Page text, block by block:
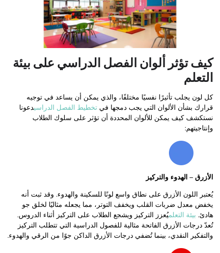
كيف تؤثر ألوان الفصل الدراسي على بيئة
التعلم
كل لون يجلب تأثيرًا نفسيًا مختلفًا، والذي يمكن أن يساعد في توجيه
قرارك بشأن الألوان التي يجب دمجها في تخطيط الفصل الدراسيدعونا
نستكشف كيف يمكن للألوان المحددة أن تؤثر على سلوك الطلاب
وإنتاجيتهم:
الأزرق – الهدوء والتركيز
يُعتبر اللون الأزرق على نطاق واسع لونًا للسكينة والهدوء. وقد ثبت أنه
يخفض معدل ضربات القلب ويخفف التوتر، مما يجعله مثاليًا لخلق جو
هادئ. بيئة التعلميُعزز التركيز ويشجع الطلاب على التركيز أثناء الدروس.
تُعدّ درجات الأزرق الفاتحة مثالية للفصول الدراسية التي تتطلب التركيز
والتفكير النقدي، بينما تُضفي درجات الأزرق الداكن جوًا من الرقي والهدوء.